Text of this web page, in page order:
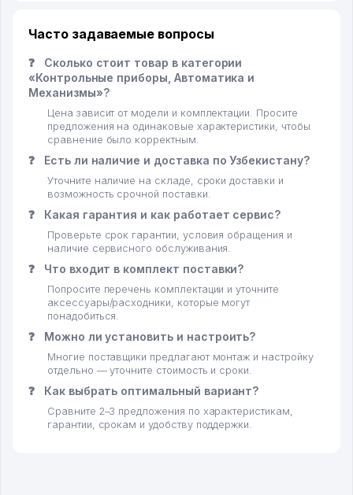
Часто задаваемые вопросы
❓
Сколько стоит товар в категории
«Контрольные приборы, Автоматика и
Механизмы»?
Цена зависит от модели и комплектации. Просите
предложения на одинаковые характеристики, чтобы
сравнение было корректным.
❓ Есть ли наличие и доставка по Узбекистану?
Уточните наличие на складе, сроки доставки и
возможность срочной поставки.
❓ Какая гарантия и как работает сервис?
Проверьте срок гарантии, условия обращения и
наличие сервисного обслуживания.
❓ Что входит в комплект поставки?
Попросите перечень комплектации и уточните
аксессуары/расходники, которые могут
понадобиться.
❓ Можно ли установить и настроить?
Многие поставщики предлагают монтаж и настройку
отдельно — уточните стоимость и сроки.
❓ Как выбрать оптимальный вариант?
Сравните 2–3 предложения по характеристикам,
гарантии, срокам и удобству поддержки.